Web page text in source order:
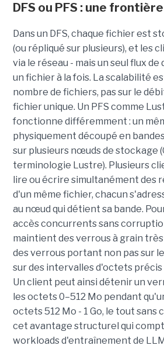
DFS ou PFS : une
Dans un DFS, chaque fichier est
(ou répliqué sur plusieurs), et les
via le réseau - mais un seul flux
un fichier à la fois. La scalabilité
nombre de fichiers, pas sur le
fichier unique. Un PFS comme
fonctionne différemment : un
physiquement découpé en
sur plusieurs nœuds de stockage
terminologie Lustre). Plusieurs
lire ou écrire simultanément des
d'un même fichier, chacun
au nœud qui détient sa bande.
accès concurrents sans
maintient des verrous à grain
des verrous portant non pas sur
sur des intervalles d'octets précis
Un client peut ainsi détenir un
les octets 0–512 Mo pendant
octets 512 Mo - 1 Go, le tout sans
cet avantage structurel qui
workloads d'entraînement de